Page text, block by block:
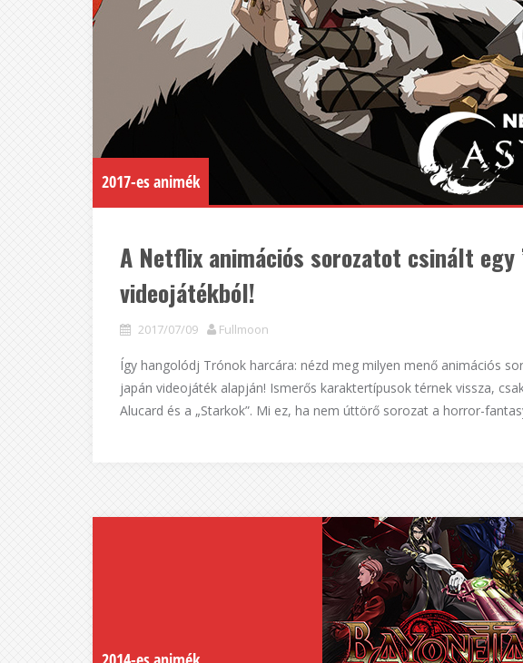
2017-es animék
A Netflix animációs sorozatot csinált egy
videojátékból!
2017/07/09 Fullmoon
Így hangolódj Trónok harcára: nézd meg milyen menő animációs
japán videojáték alapján! Ismerős karaktertípusok térnek vissza,
Alucard és a „Starkok”. Mi ez, ha nem úttörő sorozat a horror-